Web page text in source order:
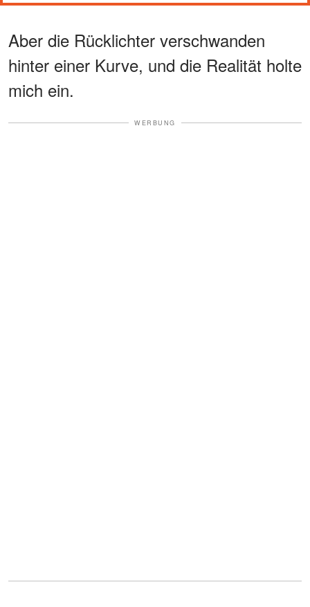
Aber die Rücklichter verschwanden
hinter einer Kurve, und die Realität holte
mich ein.
WERBUNG